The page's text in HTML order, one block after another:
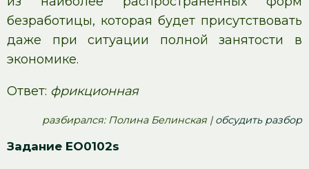
безработицы, которая будет присутствовать
даже при ситуации полной занятости в
экономике.
Ответ: фрикционная
pазбирался: Полина Белинская |обсудить разбор
Задание EO0102s